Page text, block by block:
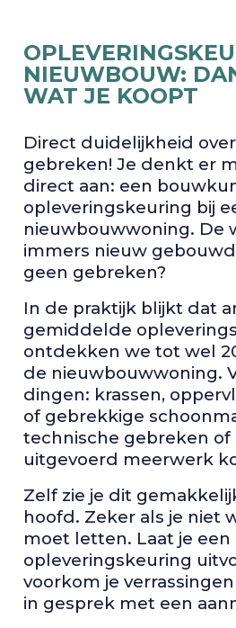
NIEUWBOUW:
WAT JE KOOPT
Direct duidelijkheid
gebreken! Je denkt er
direct aan: een
opleveringskeuring bij
nieuwbouwwoning. De
immers nieuw
geen gebreken?
In de praktijk blijkt dat
gemiddelde
ontdekken we tot wel
de nieuwbouwwoning.
dingen: krassen,
of gebrekkige
technische gebreken of
uitgevoerd meerwerk
Zelf zie je dit
hoofd. Zeker als je niet
moet letten. Laat je een
opleveringskeuring
voorkom je
in gesprek met een